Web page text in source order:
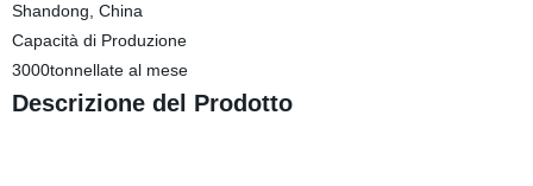
Shandong, China
Capacità di Produzione
3000tonnellate al mese
Descrizione del Prodotto